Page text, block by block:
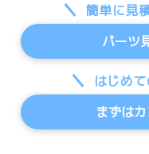
簡単に見
パーツ
はじめ
まずは